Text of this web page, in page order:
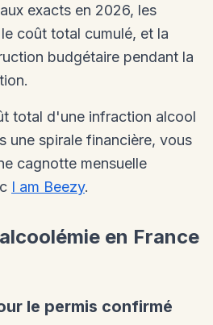
exacts en 2026, les
coût total cumulé, et la
budgétaire pendant la
total d'une infraction alcool
une spirale financière, vous
cagnotte mensuelle
I am Beezy.
en France
le permis confirmé